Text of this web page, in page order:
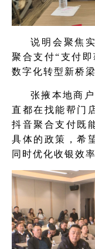
说明会聚焦
聚合支付“支付
数字化转型新桥梁
张掖本地商
直都在找能帮门
抖音聚合支付既
具体的政策，希
同时优化收银效